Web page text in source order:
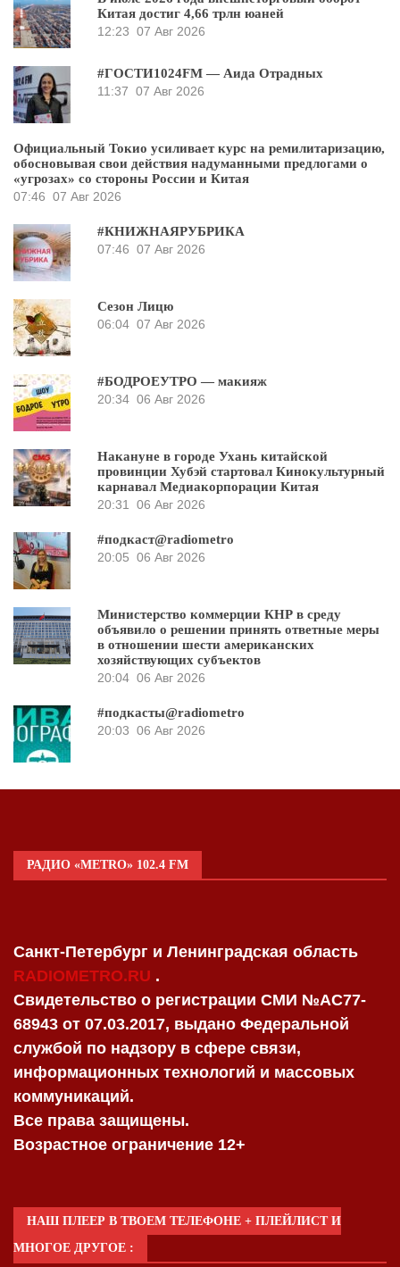
Китая достиг 4,66 трлн юаней
12:23 07 Авг 2026
#ГОСТИ1024FM — Аида Отрадных
11:37 07 Авг 2026
Официальный Токио усиливает курс на ремилитаризацию,
обосновывая свои действия надуманными предлогами о
«угрозах» со стороны России и Китая
07:46 07 Авг 2026
#КНИЖНАЯРУБРИКА
07:46 07 Авг 2026
Сезон Лицю
06:04 07 Авг 2026
#БОДРОЕУТРО — макияж
20:34 06 Авг 2026
Накануне в городе Ухань китайской
провинции Хубэй стартовал Кинокультурный
карнавал Медиакорпорации Китая
20:31
06 Авг 2026
#подкаст@radiometro
20:05 06 Авг 2026
Министерство коммерции КНР в среду
объявило о решении принять ответные меры
в отношении шести американских
хозяйствующих субъектов
20:04 06 Авг 2026
#подкасты@radiometro
20:03 06 Авг 2026
РАДИО «METRO» 102.4 FM
Санкт-Петербург и Ленинградская область
RADIOMETRO.RU .
Свидетельство о регистрации СМИ №AC77-
68943 от 07.03.2017, выдано Федеральной
службой по надзору в сфере связи,
информационных технологий и массовых
коммуникаций.
Все права защищены.
Возрастное ограничение 12+
НАШ ПЛЕЕР В ТВОЕМ ТЕЛЕФОНЕ + ПЛЕЙЛИСТ И
МНОГОЕ ДРУГОЕ :